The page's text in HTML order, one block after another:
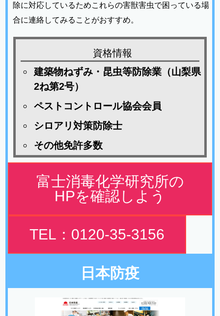
除に対応しているためこれらの害獣害虫で困っている場
合に連絡してみることがおすすめ。
資格情報
建築物ねずみ・昆虫等防除業（山梨県
2ね第2号）
ペストコントロール協会会員
シロアリ対策防除士
その他免許多数
富士消毒化学研究所の
HPを確認しよう
TEL：0120-35-3156
日本防疫